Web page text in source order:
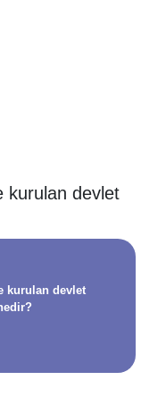
kurulan devlet
kurulan devlet